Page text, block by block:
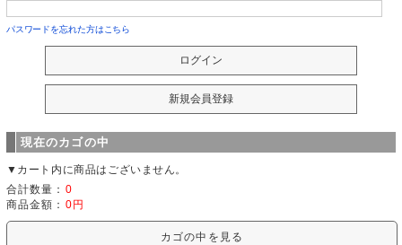
パスワードを忘れた方はこちら
現在のカゴの中
▼カート内に商品はございません。
合計数量： 0
商品金額： 0円
カゴの中を見る